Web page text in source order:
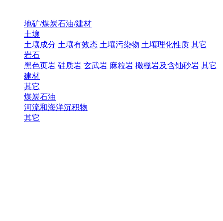
地矿/煤炭石油/建材
土壤
土壤成分 土壤有效态 土壤污染物 土壤理化性质 其它
岩石
黑色页岩 硅质岩 玄武岩 麻粒岩 橄榄岩及含铀砂岩 其它
建材
其它
煤炭石油
河流和海洋沉积物
其它